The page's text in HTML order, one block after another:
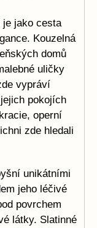
je jako cesta
Kouzelná
domů
uličky
vypráví
pokojích
operní
zde hledali
unikátními
jeho léčivé
povrchem
látky. Slatinné